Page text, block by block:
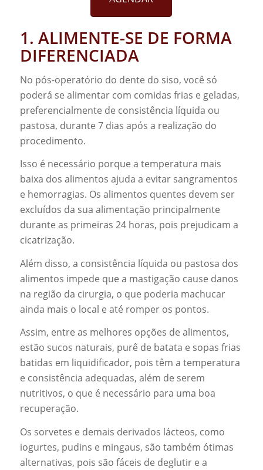
1. ALIMENTE-SE DE FORMA
DIFERENCIADA
No pós-operatório do dente do siso, você só
poderá se alimentar com comidas frias e geladas,
preferencialmente de consistência líquida ou
pastosa, durante 7 dias após a realização do
procedimento.
Isso é necessário porque a temperatura mais
baixa dos alimentos ajuda a evitar sangramentos
e hemorragias. Os alimentos quentes devem ser
excluídos da sua alimentação principalmente
durante as primeiras 24 horas, pois prejudicam a
cicatrização.
Além disso, a consistência líquida ou pastosa dos
alimentos impede que a mastigação cause danos
na região da cirurgia, o que poderia machucar
ainda mais o local e até romper os pontos.
Assim, entre as melhores opções de alimentos,
estão sucos naturais, purê de batata e sopas frias
batidas em liquidificador, pois têm a temperatura
e consistência adequadas, além de serem
nutritivos, o que é necessário para uma boa
recuperação.
Os sorvetes e demais derivados lácteos, como
iogurtes, pudins e mingaus, são também ótimas
alternativas, pois são fáceis de deglutir e a